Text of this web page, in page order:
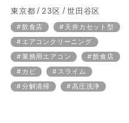
東京都 23区 世田谷区
飲食店
天井カセット型
エアコンクリーニング
業務用エアコン
飲食店
カビ
スライム
分解清掃
高圧洗浄